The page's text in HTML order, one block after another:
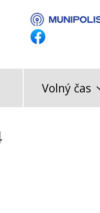
Volný čas